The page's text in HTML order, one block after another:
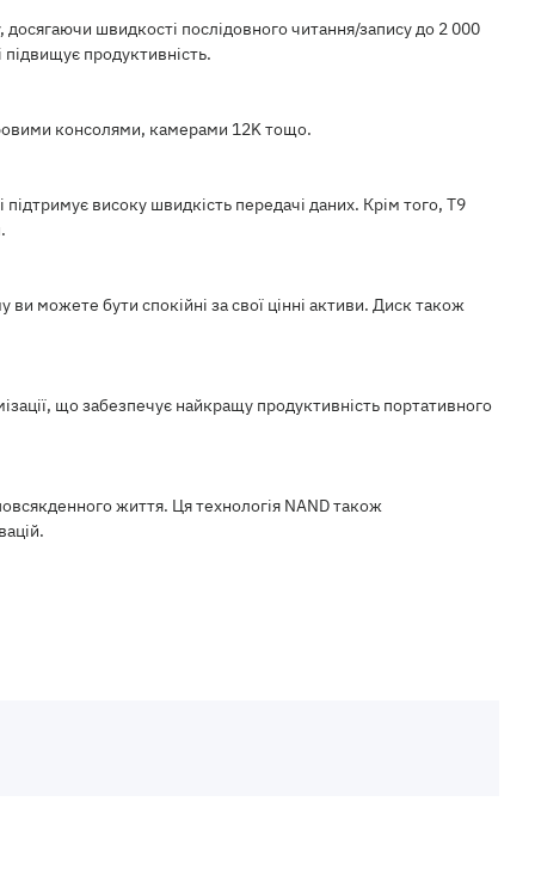
швидкості послідовного читання/запису до 2 000
продуктивність.
консолями, камерами 12K тощо.
високу швидкість передачі даних. Крім того, T9
ви можете бути спокійні за свої цінні активи. Диск також
що забезпечує найкращу продуктивність портативного
життя. Ця технологія NAND також